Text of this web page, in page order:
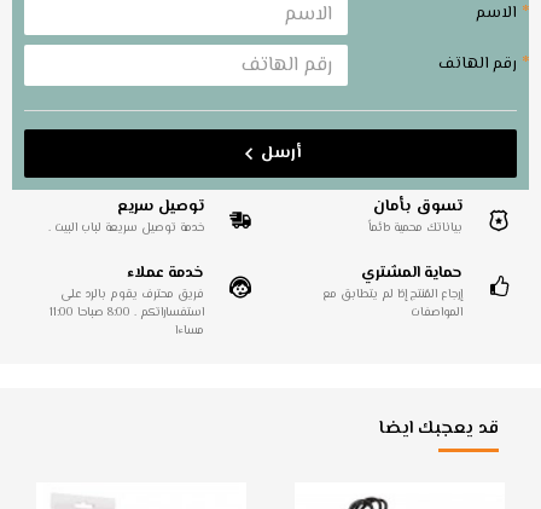
الاسم
رقم الهاتف
أرسل
تسوق بأمان
بياناتك محمية دائماً
توصيل سريع
خدمة توصيل سريعة لباب البيت .
حماية المشتري
إرجاع المُنتج إذا لم يتطابق مع
المواصفات
خدمة عملاء
فريق محترف يقوم بالرد على
استفساراتكم . 8:00 صباحا 11:00
مساءا
قد يعجبك ايضا